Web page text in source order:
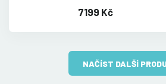
7199 Kč
NAČÍST DALŠÍ